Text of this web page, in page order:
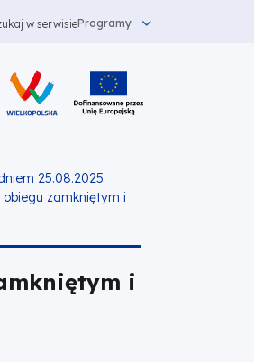
w serwisieProgramy
25.08.2025
zamkniętym i
i